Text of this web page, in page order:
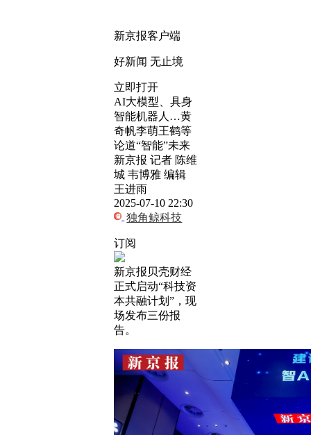
新京报客户端
好新闻 无止境
立即打开
AI大模型、具身
智能机器人…黄
奇帆李萌王鹤等
论道“智能”未来
新京报 记者 陈维
城 韦博雅 编辑
王进雨
2025-07-10 22:30
独角鲸科技
订阅
新京报贝壳财经
正式启动“科技资
本共融计划”，现
场发布三份报
告。